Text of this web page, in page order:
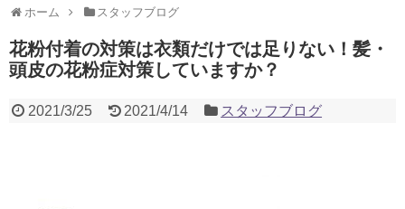
ホーム スタッフブログ
花粉付着の対策は衣類だけでは足りない！髪・
頭皮の花粉症対策していますか？
2021/3/25 2021/4/14 スタッフブログ